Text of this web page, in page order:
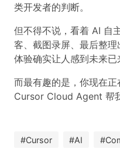
类开发者的判断。
但不得不说，看着 AI 自
客、截图录屏、最后整
体验确实让人感到未来已
而最有趣的是，你现在
Cursor Cloud Agent 帮
#Cursor #AI